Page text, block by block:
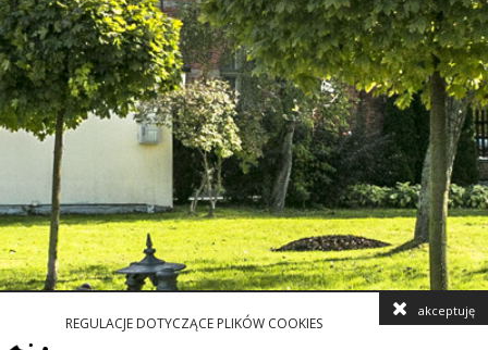
REGULACJE DOTYCZĄCE PLIKÓW COOKIES
akceptuję